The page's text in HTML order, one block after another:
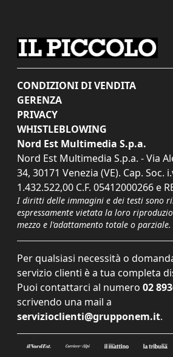
CONDIZIONI DI VENDITA
GERENZA
PRIVACY
WHISTLEBLOWING
Nord Est Multimedia S.p.a.
Nord Est Multimedia S.p.a. - Via
34, 30171 Venezia (VE). Cap. Soc.
1.432.522,00 C.F. 05412000266 e
I diritti delle immagini e dei testi sono
espressamente vietata la loro
mezzo e l'adattamento totale o parziale.
Per qualsiasi necessità o
servizio clienti è a tua completa
Puoi contattarci al numero 02
scrivendo una mail a
servizioclienti@grupponem.it.